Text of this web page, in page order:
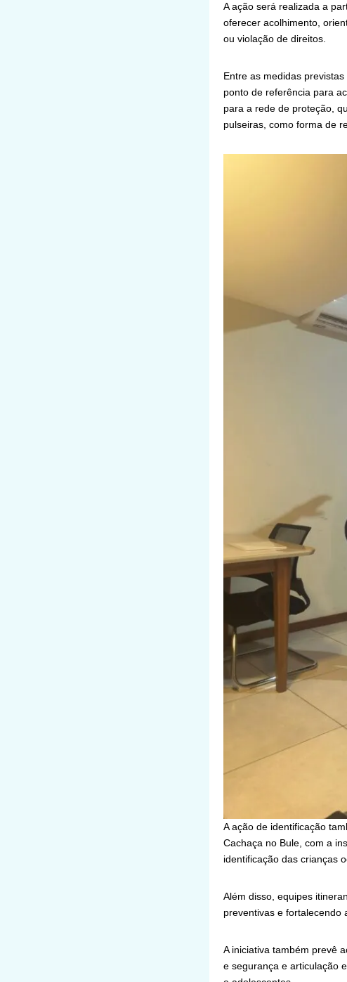
A ação será realizada a
oferecer acolhimento,
ou violação de direitos.
Entre as medidas
ponto de referência para
para a rede de proteção,
pulseiras, como forma de
A ação de identificação
Cachaça no Bule, com a
identificação das crianças
Além disso, equipes
preventivas e fortalecendo
A iniciativa também prevê
e segurança e articulação